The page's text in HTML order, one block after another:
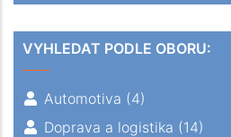
VYHLEDAT PODLE OBORU:
Automotiva (4)
Doprava a logistika (14)